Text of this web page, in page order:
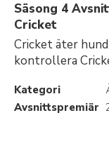
Säsong 4
Cricket
Cricket äter
kontrollera
Kategori
Avsnittspremiär